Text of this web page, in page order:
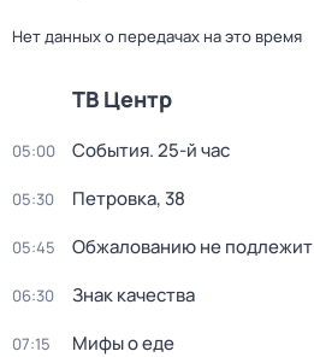
Нет данных о передачах на это время
ТВ Центр
05:00 События. 25-й час
05:30 Петровка, 38
05:45 Обжалованию не подлежит
06:30 Знак качества
07:15 Мифы о еде